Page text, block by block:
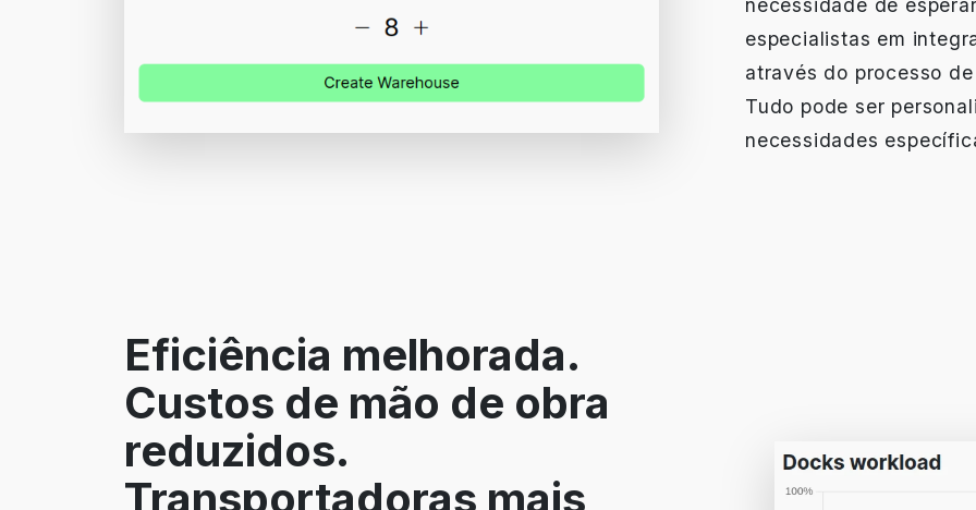
necessidade de
especialistas em
através do processo
Tudo pode ser
necessidades
Eficiência melhorada.
Custos de mão de obra
reduzidos.
Transportadoras mais